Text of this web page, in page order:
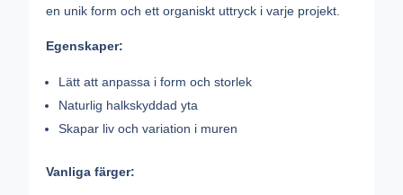
en unik form och ett organiskt uttryck i varje projekt.
Egenskaper:
Lätt att anpassa i form och storlek
Naturlig halkskyddad yta
Skapar liv och variation i muren
Vanliga färger: